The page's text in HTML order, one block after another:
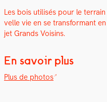
Les bois util­isés pour le
velle vie en se trans­for­mant
jet Grands Voisins.
En savoir plus
Plus de pho­tos